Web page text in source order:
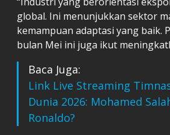
global. Ini menunjukkan sektor
kemampuan adaptasi yang baik.
bulan Mei ini juga ikut
Baca Juga:
Link Live Streaming
Dunia 2026: Mohamed
Ronaldo?